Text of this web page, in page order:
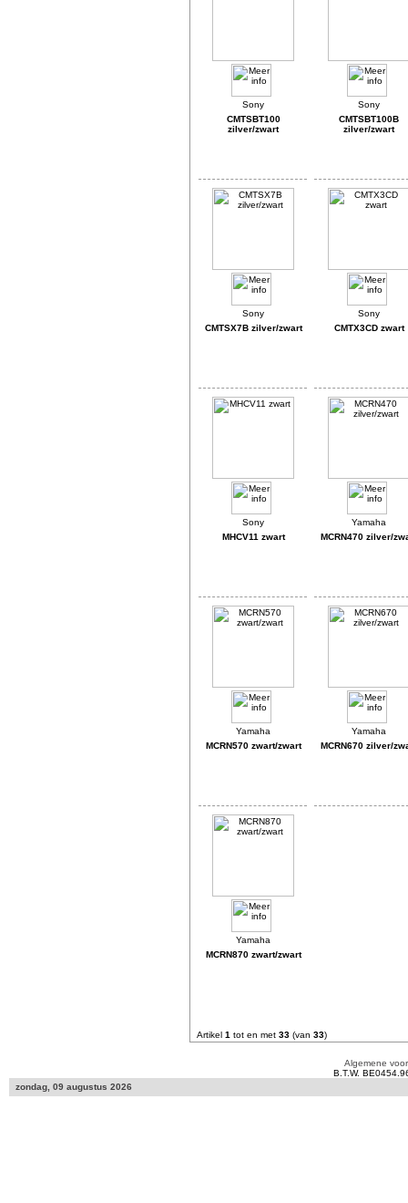
CMTSBT100
zilver/zwart
CMTSBT100B
zilver/zwart
CMTSX7B zilver/zwart CMTX3CD zwart
MHCV11 zwart MCRN470 zilver/
MCRN570 zwart/zwart MCRN670 zilver/
MCRN870 zwart/zwart
Artikel 1 tot en met 33 (van 33)
Algemene
B.T.W.
zondag, 09 augustus 2026